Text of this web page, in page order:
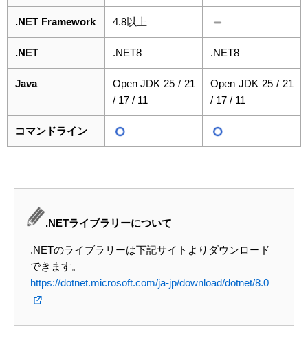
.NET Framework 4.8以上
.NET .NET8 .NET8
Java
Open JDK 25 / 21
/ 17 / 11
Open JDK 25 / 21
/ 17 / 11
コマンドライン
.NETライブラリーについて
.NETのライブラリーは下記サイトよりダウンロード
できます。
https://dotnet.microsoft.com/ja-jp/download/dotnet/8.0